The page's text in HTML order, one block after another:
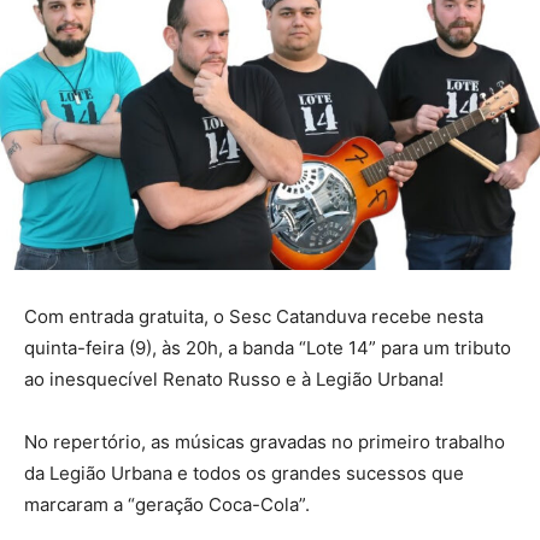
Com entrada gratuita, o Sesc Catanduva recebe nesta
quinta-feira (9), às 20h, a banda “Lote 14” para um tributo
ao inesquecível Renato Russo e à Legião Urbana!
No repertório, as músicas gravadas no primeiro trabalho
da Legião Urbana e todos os grandes sucessos que
marcaram a “geração Coca-Cola”.